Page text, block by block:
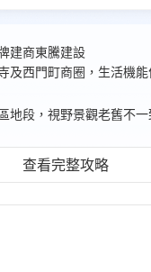
建商東騰建設
及西門町商圈，生活機能
地段，視野景觀老舊不一
查看完整攻略